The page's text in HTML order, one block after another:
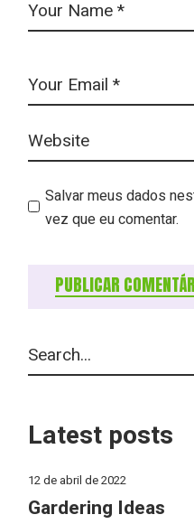
Salvar meus dados
vez que eu comentar.
PUBLICAR
Latest posts
12 de abril de 2022
Gardering Ideas